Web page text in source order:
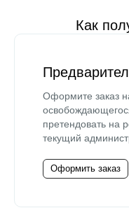
Как
Оформите заказ
претендовать на
текущий
Оформить заказ